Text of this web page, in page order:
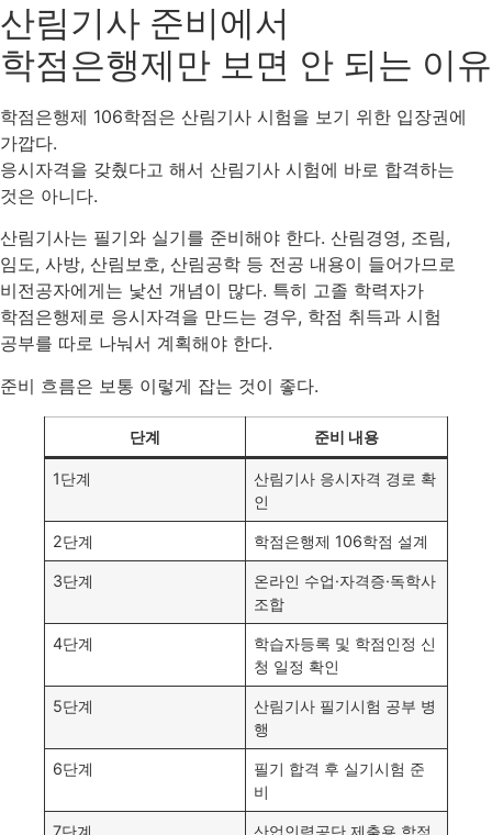
산림기사 준비에서
학점은행제만 보면 안 되는 이유
학점은행제 106학점은 산림기사 시험을 보기 위한 입장권에
가깝다.
응시자격을 갖췄다고 해서 산림기사 시험에 바로 합격하는
것은 아니다.
산림기사는 필기와 실기를 준비해야 한다. 산림경영, 조림,
임도, 사방, 산림보호, 산림공학 등 전공 내용이 들어가므로
비전공자에게는 낯선 개념이 많다. 특히 고졸 학력자가
학점은행제로 응시자격을 만드는 경우, 학점 취득과 시험
공부를 따로 나눠서 계획해야 한다.
준비 흐름은 보통 이렇게 잡는 것이 좋다.
단계 준비 내용
1단계
산림기사 응시자격 경로 확
인
2단계 학점은행제 106학점 설계
3단계
온라인 수업·자격증·독학사
조합
4단계
학습자등록 및 학점인정 신
청 일정 확인
5단계
산림기사 필기시험 공부 병
행
6단계
필기 합격 후 실기시험 준
비
7단계
산업인력공단 제출용 학점